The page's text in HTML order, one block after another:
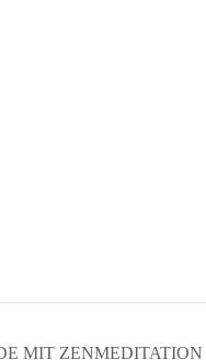
MIT ZENMEDITATION